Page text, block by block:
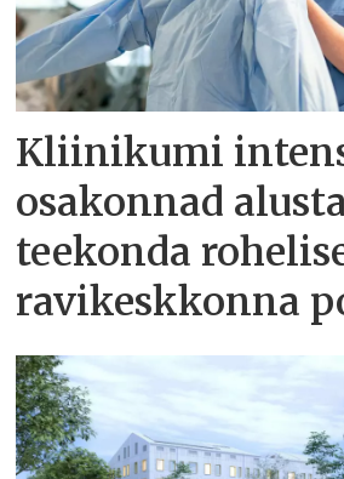
Kliinikumi
osakonnad
teekonda
ravikeskkonna